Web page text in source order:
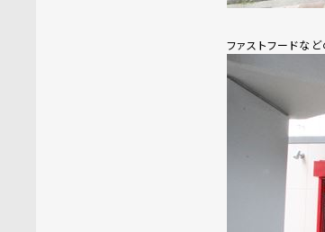
ファストフードな